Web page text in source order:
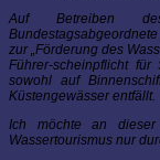
Auf Betreiben des
zur „Förderung des
Führer-scheinpflicht
sowohl auf
Küstengewässer entfällt.
Ich möchte an
Wassertourismus nur